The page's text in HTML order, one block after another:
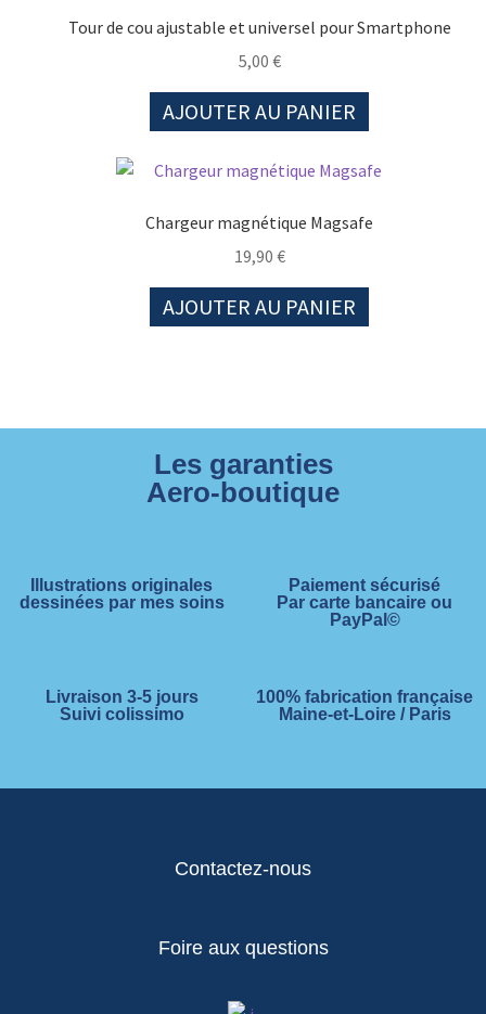
Tour de cou ajustable et universel pour Smartphone
5,00 €
AJOUTER AU PANIER
Chargeur magnétique Magsafe
19,90 €
AJOUTER AU PANIER
Les garanties
Aero-boutique
Illustrations originales
dessinées par mes soins
Paiement sécurisé
Par carte bancaire ou
PayPal©
Livraison 3-5 jours
Suivi colissimo
100% fabrication française
Maine-et-Loire / Paris
Contactez-nous
Foire aux questions